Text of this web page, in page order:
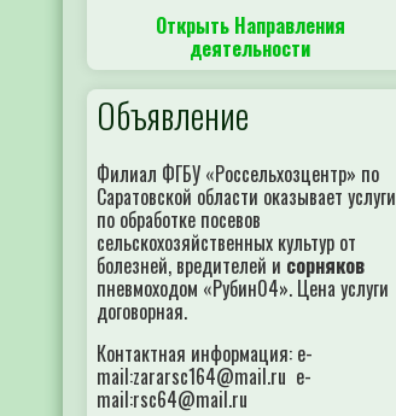
Открыть Направления
деятельности
Объявление
Филиал ФГБУ «Россельхозцентр» по
Саратовской области оказывает услуги
по обработке посевов
сельскохозяйственных культур от
болезней, вредителей и сорняков
пневмоходом «Рубин04». Цена услуги
договорная.
Контактная информация: e-
mail:zararsc164@mail.ru e-
mail:rsc64@mail.ru